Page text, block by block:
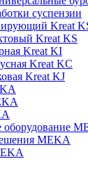
суспензии
Kreat
Kreat KS
Kreat KI
Kreat KC
Kreat KJ
MEKA